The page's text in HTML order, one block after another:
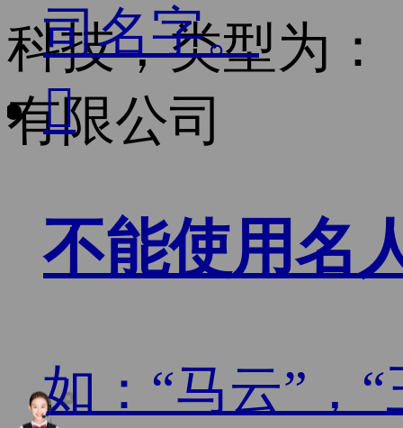
科技，类型为：
有限公司
司名字。

不能使用名
如：“马云”，